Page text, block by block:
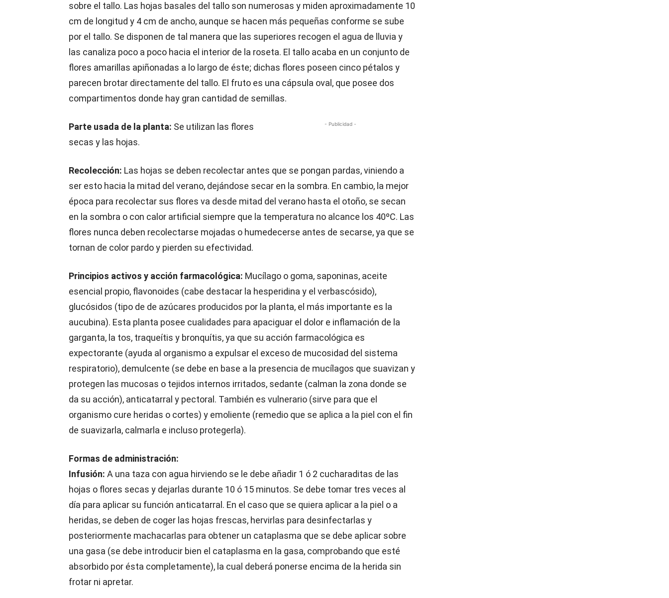
sobre el tallo. Las hojas basales del tallo son numerosas y miden aproximadamente 10
cm de longitud y 4 cm de ancho, aunque se hacen más pequeñas conforme se sube
por el tallo. Se disponen de tal manera que las superiores recogen el agua de lluvia y
las canaliza poco a poco hacia el interior de la roseta. El tallo acaba en un conjunto de
flores amarillas apiñonadas a lo largo de éste; dichas flores poseen cinco pétalos y
parecen brotar directamente del tallo. El fruto es una cápsula oval, que posee dos
compartimentos donde hay gran cantidad de semillas.
- Publicidad -
Parte usada de la planta: Se utilizan las flores
secas y las hojas.
Recolección: Las hojas se deben recolectar antes que se pongan pardas, viniendo a
ser esto hacia la mitad del verano, dejándose secar en la sombra. En cambio, la mejor
época para recolectar sus flores va desde mitad del verano hasta el otoño, se secan
en la sombra o con calor artificial siempre que la temperatura no alcance los 40ºC. Las
flores nunca deben recolectarse mojadas o humedecerse antes de secarse, ya que se
tornan de color pardo y pierden su efectividad.
Principios activos y acción farmacológica: Mucílago o goma, saponinas, aceite
esencial propio, flavonoides (cabe destacar la hesperidina y el verbascósido),
glucósidos (tipo de de azúcares producidos por la planta, el más importante es la
aucubina). Esta planta posee cualidades para apaciguar el dolor e inflamación de la
garganta, la tos, traqueítis y bronquítis, ya que su acción farmacológica es
expectorante (ayuda al organismo a expulsar el exceso de mucosidad del sistema
respiratorio), demulcente (se debe en base a la presencia de mucílagos que suavizan y
protegen las mucosas o tejidos internos irritados, sedante (calman la zona donde se
da su acción), anticatarral y pectoral. También es vulnerario (sirve para que el
organismo cure heridas o cortes) y emoliente (remedio que se aplica a la piel con el fin
de suavizarla, calmarla e incluso protegerla).
Formas de administración:
Infusión: A una taza con agua hirviendo se le debe añadir 1 ó 2 cucharaditas de las
hojas o flores secas y dejarlas durante 10 ó 15 minutos. Se debe tomar tres veces al
día para aplicar su función anticatarral. En el caso que se quiera aplicar a la piel o a
heridas, se deben de coger las hojas frescas, hervirlas para desinfectarlas y
posteriormente machacarlas para obtener un cataplasma que se debe aplicar sobre
una gasa (se debe introducir bien el cataplasma en la gasa, comprobando que esté
absorbido por ésta completamente), la cual deberá ponerse encima de la herida sin
frotar ni apretar.